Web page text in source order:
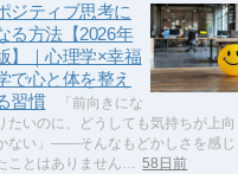
ジティブ思考に
る方法【2026年
】｜心理学×幸福
で心と体を整え
習慣
「前向きにな
たいのに、どうしても気持ちが上向
ない」——そんなもどかしさを感じ
ことはありません… 58日前